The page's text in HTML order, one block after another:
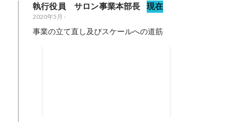
執行役員　サロン事業本部長 現在
2020年5月 -
事業の立て直し及びスケールへの道筋